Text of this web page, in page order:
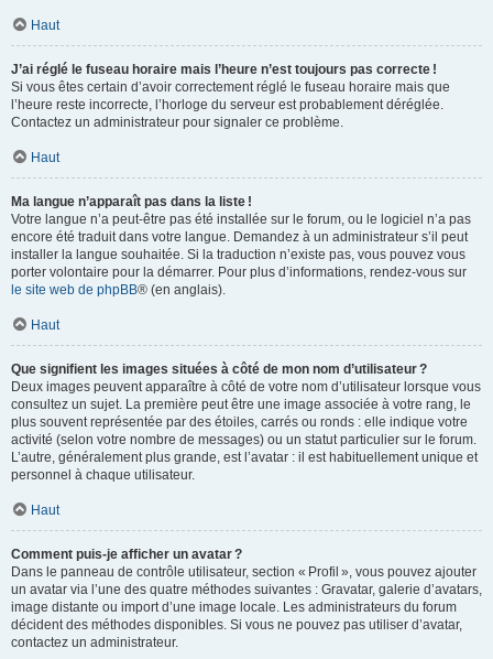
Haut
J’ai réglé le fuseau horaire mais l’heure n’est toujours pas correcte !
Si vous êtes certain d’avoir correctement réglé le fuseau horaire mais que
l’heure reste incorrecte, l’horloge du serveur est probablement déréglée.
Contactez un administrateur pour signaler ce problème.
Haut
Ma langue n’apparaît pas dans la liste !
Votre langue n’a peut-être pas été installée sur le forum, ou le logiciel n’a pas
encore été traduit dans votre langue. Demandez à un administrateur s’il peut
installer la langue souhaitée. Si la traduction n’existe pas, vous pouvez vous
porter volontaire pour la démarrer. Pour plus d’informations, rendez-vous sur
le site web de phpBB® (en anglais).
Haut
Que signifient les images situées à côté de mon nom d’utilisateur ?
Deux images peuvent apparaître à côté de votre nom d’utilisateur lorsque vous
consultez un sujet. La première peut être une image associée à votre rang, le
plus souvent représentée par des étoiles, carrés ou ronds : elle indique votre
activité (selon votre nombre de messages) ou un statut particulier sur le forum.
L’autre, généralement plus grande, est l’avatar : il est habituellement unique et
personnel à chaque utilisateur.
Haut
Comment puis-je afficher un avatar ?
Dans le panneau de contrôle utilisateur, section « Profil », vous pouvez ajouter
un avatar via l’une des quatre méthodes suivantes : Gravatar, galerie d’avatars,
image distante ou import d’une image locale. Les administrateurs du forum
décident des méthodes disponibles. Si vous ne pouvez pas utiliser d’avatar,
contactez un administrateur.